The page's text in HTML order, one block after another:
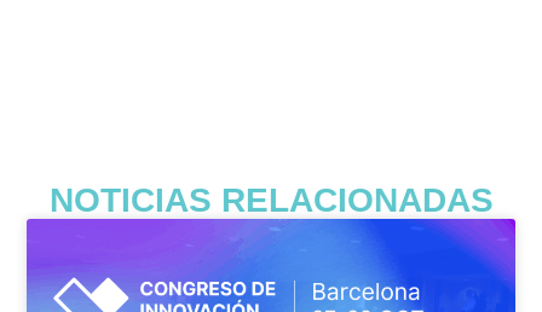
NOTICIAS RELACIONADAS